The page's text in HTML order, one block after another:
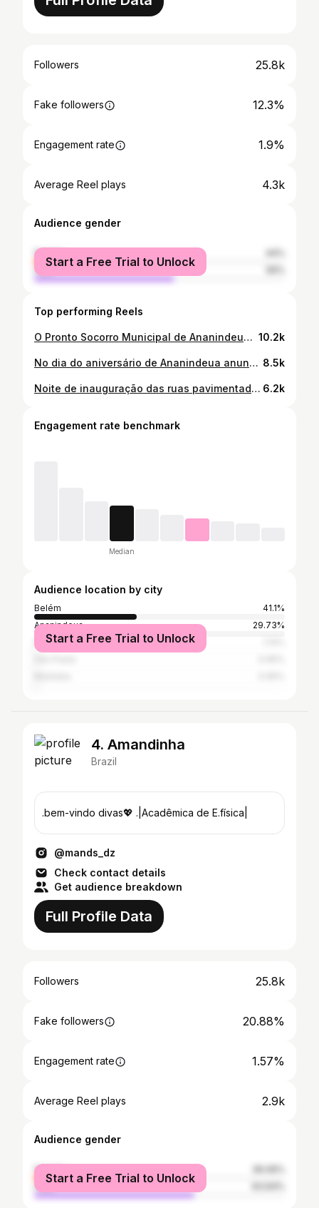
Followers 25.8k
Fake followers 12.3%
Engagement rate 1.9%
Average Reel plays 4.3k
Audience gender
female
male
Start a Free Trial to Unlock
Top performing Reels
O Pronto Socorro Municipal de Ananindeua está funcionando 24h com equipe de obstetrícia!!! 10.2k
No dia do aniversário de Ananindeua anunciamos mais um projeto para melhorar ainda mais a qualidade de vida em nossa cidade. Assinamos a ordem de serviço para reforma e ampliação do Complexo do VIII que vai ganhar novos espaços de lazer e turismo. Seguimos presenteado Ananindeua com projetos de avanço e muito trabalho! 8.5k
Noite de inauguração das ruas pavimentadas na comunidade Todos os Santos, no Coqueiro. Seguimos trabalhando para levar mais conforto, qualidade de vida e mobilidade urbana para os quatro cantos de Ananindeua! 6.2k
Engagement rate benchmark
Median
Audience location by city
Belém
41.1%
Ananindeua
29.73%
Rio de Janeiro
Start a Free Trial to Unlock
4. Amandinha
Brazil
.bem-vindo divas💖 .|Acadêmica de E.física|
@mands_dz
Check contact details
Get audience breakdown
Full Profile Data
Followers 25.8k
Fake followers 20.88%
Engagement rate 1.57%
Average Reel plays 2.9k
Audience gender
female
male
Start a Free Trial to Unlock